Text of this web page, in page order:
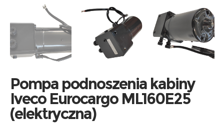
Pompa podnoszenia kabiny
Iveco Eurocargo ML160E25
(elektryczna)